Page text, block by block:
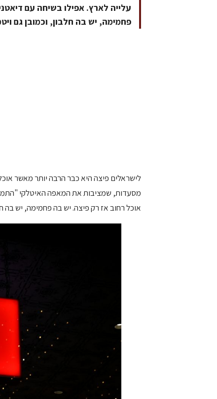
עלייה לארץ. אפילו בשיחה עם
פחמימה, יש בה חלבון, וכמובן גם
לישראלים פיצה היא כבר הרבה יותר מאשר
מסעדות, שמציבות את המאפה האיטלקי
אוכל רחוב אז רק פיצה. יש בה פחמימה, יש בה